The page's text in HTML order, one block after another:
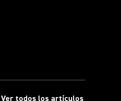
Ver todos los artículos